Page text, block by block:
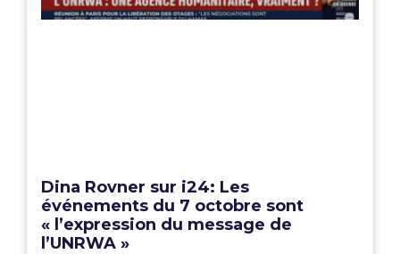
Dina Rovner sur i24: Les
événements du 7 octobre sont
« l’expression du message de
l’UNRWA »